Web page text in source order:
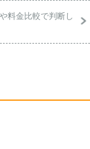
料金比較で判断し